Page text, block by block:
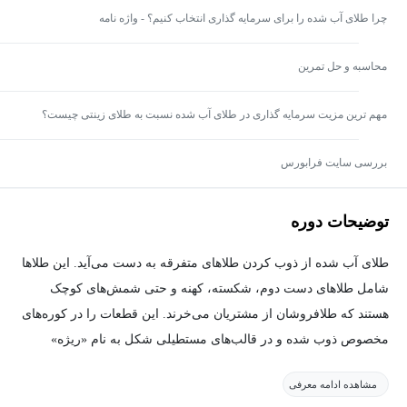
چرا طلای آب شده را برای سرمایه گذاری انتخاب کنیم؟ - واژه نامه
محاسبه و حل تمرین
مهم ترین مزیت سرمایه گذاری در طلای آب شده نسبت به طلای زینتی چیست؟
بررسی سایت فرابورس
توضیحات دوره
طلای آب شده از ذوب کردن طلاهای متفرقه به دست می‌آید. این طلاها
شامل طلاهای دست دوم، شکسته، کهنه و حتی شمش‌های کوچک
هستند که طلافروشان از مشتریان می‌خرند. این قطعات را در کوره‌های
مخصوص ذوب شده و در قالب‌های مستطیلی شکل به نام «ریژه»
محصول، ماده اولیه کارگاه‌های طلاسازی و در عین حال، یک ابزار
مشاهده ادامه معرفی